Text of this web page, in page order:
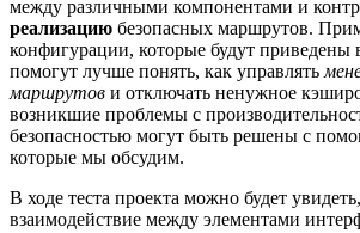
между различными компонентами и
реализацию безопасных маршрутов.
конфигурации, которые будут приведены
помогут лучше понять, как управлять
маршрутов и отключать ненужное
возникшие проблемы с
безопасностью могут быть решены с
которые мы обсудим.
В ходе теста проекта можно будет
взаимодействие между элементами